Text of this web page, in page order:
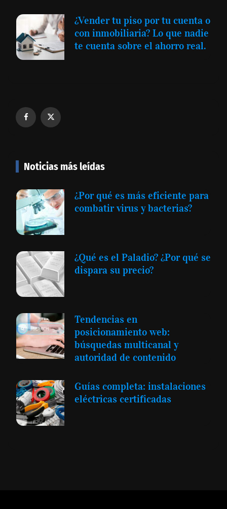
¿Vender tu piso por tu cuenta o
con inmobiliaria? Lo que nadie
te cuenta sobre el ahorro real.
Noticias más leídas
¿Por qué es más eficiente para
combatir virus y bacterias?
¿Qué es el Paladio? ¿Por qué se
dispara su precio?
Tendencias en
posicionamiento web:
búsquedas multicanal y
autoridad de contenido
Guías completa: instalaciones
eléctricas certificadas